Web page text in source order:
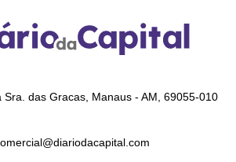
Sra. das Gracas, Manaus - AM, 69055-010